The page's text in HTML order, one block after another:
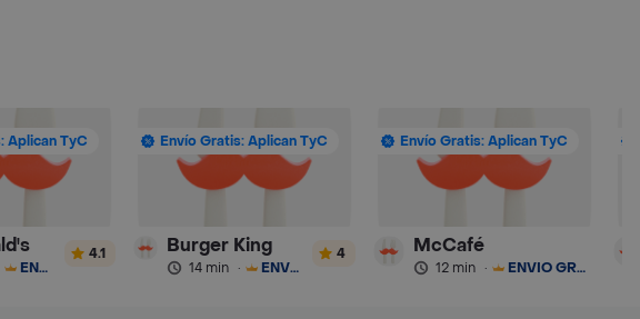
Aplican TyC
ENVÍO GRATIS
4.1
Envío Gratis: Aplican TyC
Burger King
14 min · ENVÍO GRATIS
4
Envío Gratis: Aplican TyC
McCafé
12 min · ENVÍO GRATIS